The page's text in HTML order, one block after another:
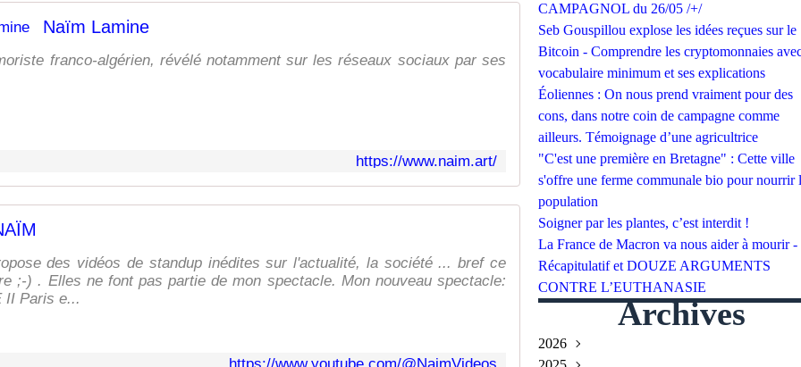
Naïm Lamine
franco-algérien, révélé notamment sur les réseaux sociaux par ses
https://www.naim.art/
des vidéos de standup inédites sur l'actualité, la société ... bref ce
;-) . Elles ne font pas partie de mon spectacle. Mon nouveau spectacle:
II Paris e...
https://www.youtube.com/@NaimVideos
CAMPAGNOL du 26/05 /+/
Seb Gouspillou explose les idées reçues sur le
Bitcoin - Comprendre les cryptomonnaies
vocabulaire minimum et ses explications
Éoliennes : On nous prend vraiment pour des
cons, dans notre coin de campagne comme
ailleurs. Témoignage d’une agricultrice
"C'est une première en Bretagne" : Cette ville
s'offre une ferme communale bio pour nourrir
population
Soigner par les plantes, c’est interdit !
La France de Macron va nous aider à mourir -
Récapitulatif et DOUZE ARGUMENTS
CONTRE L’EUTHANASIE
Archives
2026